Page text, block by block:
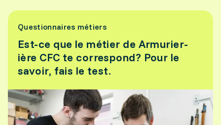
Questionnaires métiers
Est-ce que le métier de Armurier-
ière CFC te correspond? Pour le
savoir, fais le test.